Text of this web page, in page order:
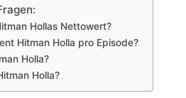
Hollas Nettowert?
Hitman Holla pro Episode?
Holla?
Holla?